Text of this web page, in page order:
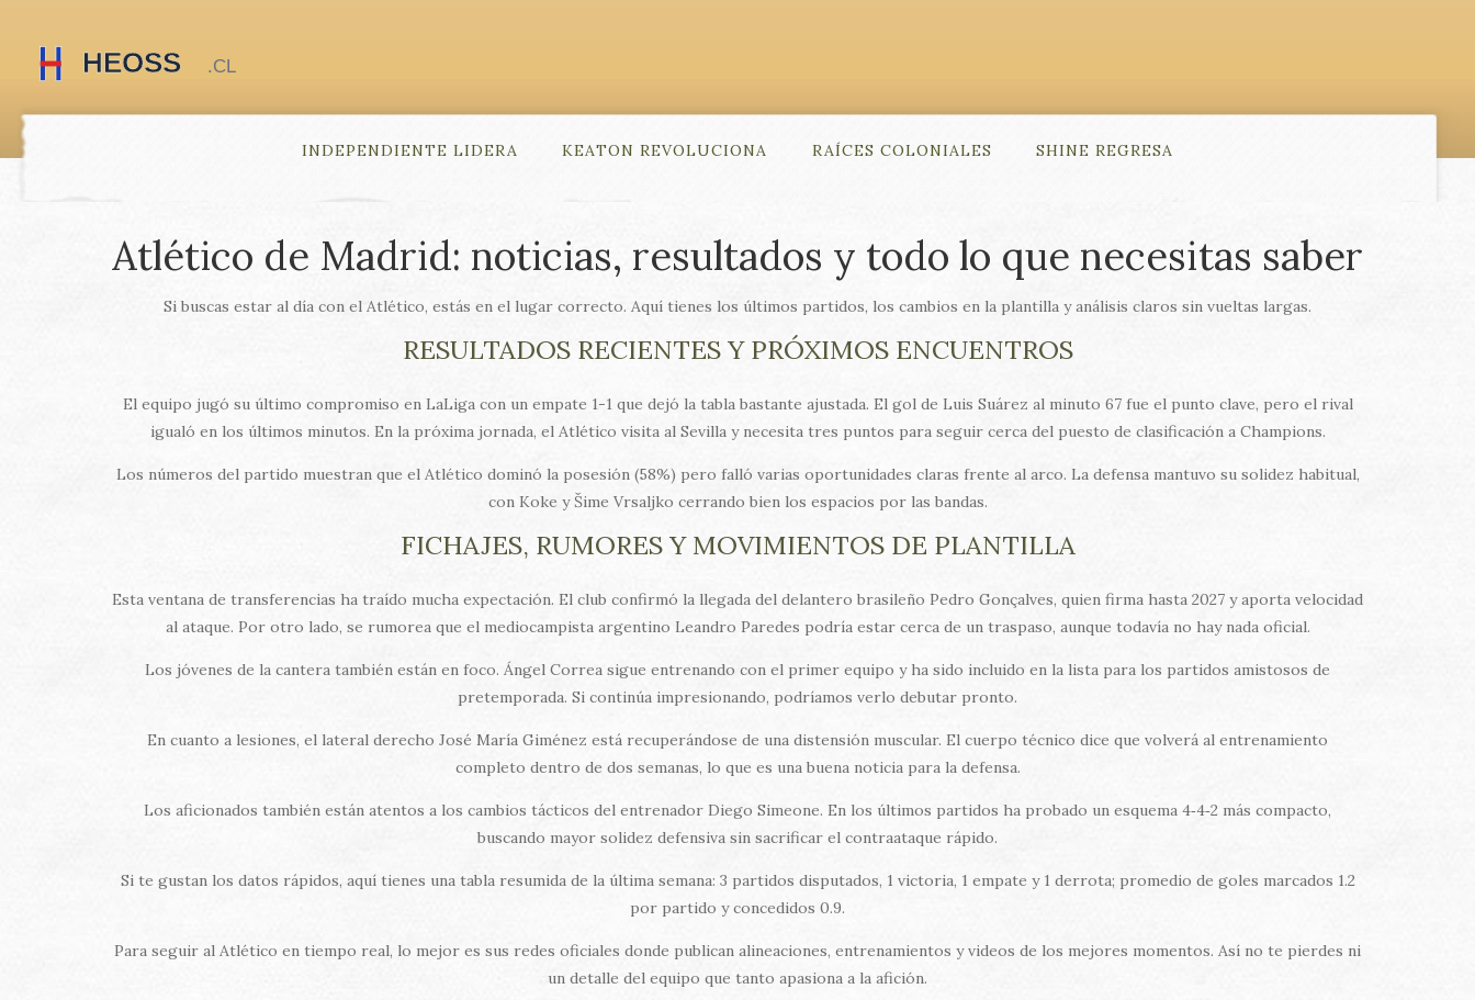
INDEPENDIENTE LIDERA KEATON REVOLUCIONA RAÍCES COLONIALES SHINE REGRESA
Atlético de Madrid: noticias, resultados y todo lo que necesitas saber
Si buscas estar al día con el Atlético, estás en el lugar correcto. Aquí tienes los últimos partidos, los cambios en la plantilla y análisis claros sin vueltas largas.
RESULTADOS RECIENTES Y PRÓXIMOS ENCUENTROS
El equipo jugó su último compromiso en LaLiga con un empate 1-1 que dejó la tabla bastante ajustada. El gol de Luis Suárez al minuto 67 fue el punto clave, pero el rival
igualó en los últimos minutos. En la próxima jornada, el Atlético visita al Sevilla y necesita tres puntos para seguir cerca del puesto de clasificación a Champions.
Los números del partido muestran que el Atlético dominó la posesión (58%) pero falló varias oportunidades claras frente al arco. La defensa mantuvo su solidez habitual,
con Koke y Šime Vrsaljko cerrando bien los espacios por las bandas.
FICHAJES, RUMORES Y MOVIMIENTOS DE PLANTILLA
Esta ventana de transferencias ha traído mucha expectación. El club confirmó la llegada del delantero brasileño Pedro Gonçalves, quien firma hasta 2027 y aporta velocidad
al ataque. Por otro lado, se rumorea que el mediocampista argentino Leandro Paredes podría estar cerca de un traspaso, aunque todavía no hay nada oficial.
Los jóvenes de la cantera también están en foco. Ángel Correa sigue entrenando con el primer equipo y ha sido incluido en la lista para los partidos amistosos de
pretemporada. Si continúa impresionando, podríamos verlo debutar pronto.
En cuanto a lesiones, el lateral derecho José María Giménez está recuperándose de una distensión muscular. El cuerpo técnico dice que volverá al entrenamiento
completo dentro de dos semanas, lo que es una buena noticia para la defensa.
Los aficionados también están atentos a los cambios tácticos del entrenador Diego Simeone. En los últimos partidos ha probado un esquema 4‑4‑2 más compacto,
buscando mayor solidez defensiva sin sacrificar el contraataque rápido.
Si te gustan los datos rápidos, aquí tienes una tabla resumida de la última semana: 3 partidos disputados, 1 victoria, 1 empate y 1 derrota; promedio de goles marcados 1.2
por partido y concedidos 0.9.
Para seguir al Atlético en tiempo real, lo mejor es sus redes oficiales donde publican alineaciones, entrenamientos y videos de los mejores momentos. Así no te pierdes ni
un detalle del equipo que tanto apasiona a la afición.